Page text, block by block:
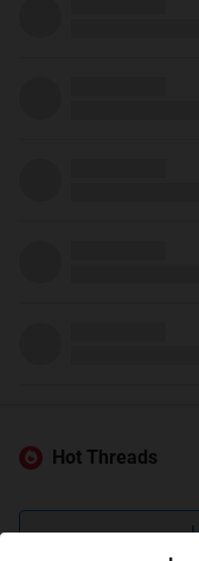
Hot Threads